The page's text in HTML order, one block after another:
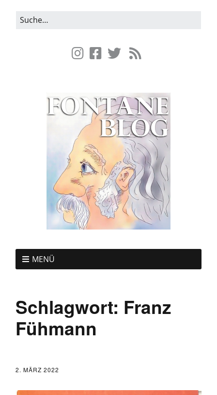
MENÜ
Schlagwort: Franz
Fühmann
2. MÄRZ 2022